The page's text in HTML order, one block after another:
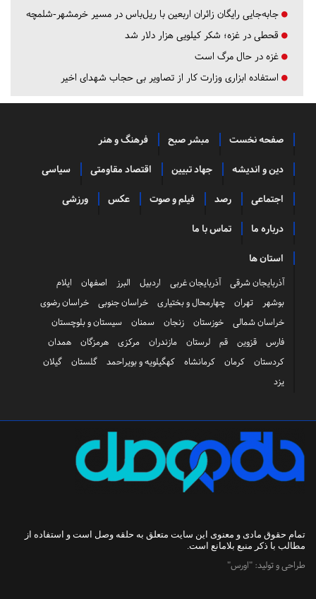
جابه‌جایی رایگان زائران اربعین با ریل‌باس در مسیر خرمشهر-شلمچه
قحطی در غزه؛ شکر کیلویی هزار دلار شد
غزه در حال مرگ است
استفاده ابزاری وزارت کار از تصاویر بی حجاب شهدای اخیر
صفحه نخست مبشر صبح فرهنگ و هنر
دین و اندیشه جهاد تبیین اقتصاد مقاومتی سیاسی
اجتماعی رصد فیلم و صوت عکس ورزشی
درباره ما تماس با ما
استان ها
آذربایجان شرقی آذربایجان غربی اردبیل البرز اصفهان
ایلام
بوشهر
تهران چهارمحال و بختیاری خراسان جنوبی
خراسان رضوی
خراسان شمالی
خوزستان زنجان سمنان
سیستان و بلوچستان
فارس
قزوین قم لرستان مازندران مرکزی هرمزگان
همدان
کردستان
کرمان کرمانشاه کهگیلویه و بویراحمد گلستان
گیلان
یزد
تمام حقوق مادی و معنوی این سایت متعلق به حلقه وصل است و استفاده از
مطالب با ذکر منبع بلامانع است.
طراحی و تولید: "اورس"